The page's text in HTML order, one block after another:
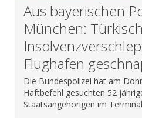
Aus bayerischen
München:
Flughafen
Die Bundespolizei hat am
Haftbefehl gesuchten 52
Staatsangehörigen im